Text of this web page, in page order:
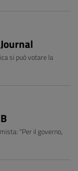
si può votare la
"Per il governo,